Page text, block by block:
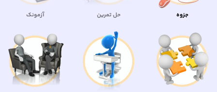
جزوه حل تمرین آزمونک